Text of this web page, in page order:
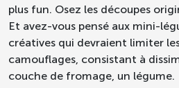
plus fun. Osez les découpes
Et avez-vous pensé aux mini-
créatives qui devraient limiter
camouflages, consistant à
couche de fromage, un légume.